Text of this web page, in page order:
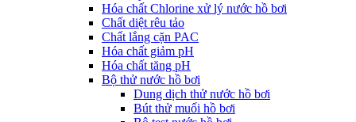
Hóa chất Chlorine xử lý nước hồ bơi
Chất diệt rêu tảo
Chất lắng cặn PAC
Hóa chất giảm pH
Hóa chất tăng pH
Bộ thử nước hồ bơi
Dung dịch thử nước hồ bơi
Bút thử muối hồ bơi